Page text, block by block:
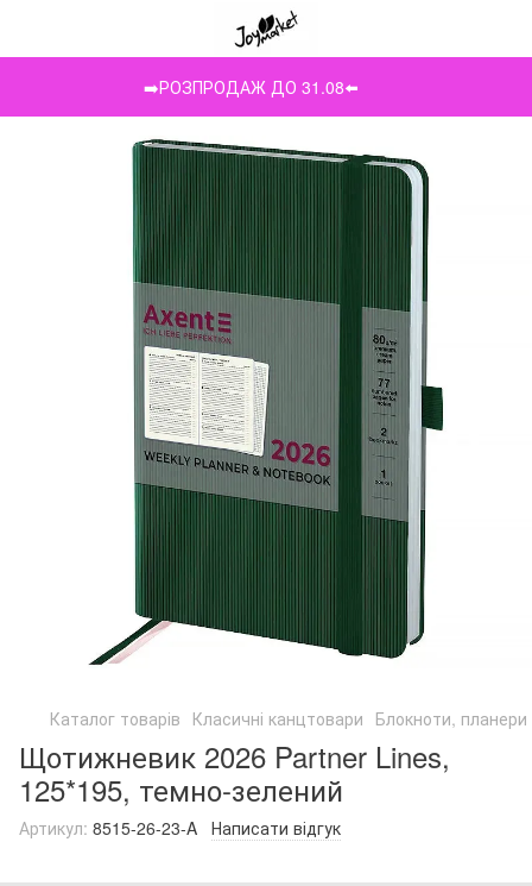
➡️РОЗПРОДАЖ ДО 31.08⬅️
Каталог товарів Класичні канцтовари Блокноти,
Щотижневик 2026 Partner Lines,
125*195, темно-зелений
Артикул: 8515-26-23-A Написати відгук